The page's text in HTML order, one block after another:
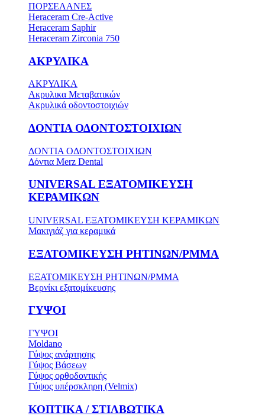
ΠΟΡΣΕΛΑΝΕΣ
Heraceram Cre-Active
Heraceram Saphir
Heraceram Zirconia 750
ΑΚΡΥΛΙΚΑ
ΑΚΡΥΛΙΚΑ
Ακρυλικα Μεταβατικών
Ακρυλικά οδοντοστοιχιών
ΔΟΝΤΙΑ ΟΔΟΝΤΟΣΤΟΙΧΙΩΝ
ΔΟΝΤΙΑ ΟΔΟΝΤΟΣΤΟΙΧΙΩΝ
Δόντια Merz Dental
UNIVERSAL ΕΞΑΤΟΜΙΚΕΥΣΗ
ΚΕΡΑΜΙΚΩΝ
UNIVERSAL ΕΞΑΤΟΜΙΚΕΥΣΗ ΚΕΡΑΜΙΚΩΝ
Μακιγιάζ για κεραμικά
ΕΞΑΤΟΜΙΚΕΥΣΗ ΡΗΤΙΝΩΝ/PMMA
ΕΞΑΤΟΜΙΚΕΥΣΗ ΡΗΤΙΝΩΝ/PMMA
Βερνίκι εξατομίκευσης
ΓΥΨΟΙ
ΓΥΨΟΙ
Moldano
Γύψος ανάρτησης
Γύψος Βάσεων
Γύψος ορθοδοντικής
Γύψος υπέρσκληρη (Velmix)
ΚΟΠΤΙΚΑ / ΣΤΙΛΒΩΤΙΚΑ